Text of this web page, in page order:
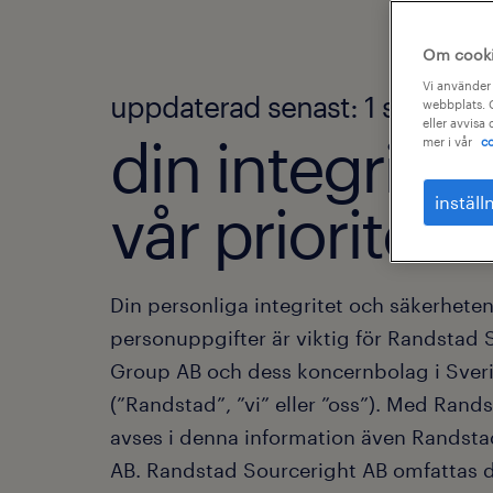
uppdaterad senast: 1
din integritet
vår prioritet.
Din personliga integritet och
personuppgifter är viktig för Randstad
Group AB och dess koncernbolag i
(”Randstad”, ”vi” eller ”oss”). Med
avses i denna information även
AB. Randstad Sourceright AB omfattas
Om
Vi
webbplats.
eller avvisa
mer i vår